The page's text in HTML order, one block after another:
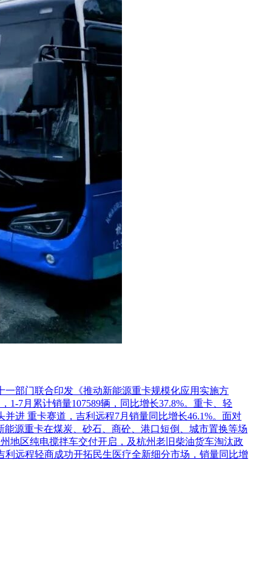
使用的CA设备，如原有兵团或公共资源使用的CA，可
，自行承担投标一切费用。
等原因造成无法投标或投标失败等后果由供应商自行承
，建议使用WIN7及以上操作系统。客户端请至新疆政
解锁。
途栏应注明:标项名称+投标保证金。否则，届时其投标
问题解答和操作流程讲解视频中自助查询，网址为：
，同时对自助查询无法解决的问题可通过钉钉群及政采
直播)，钉钉工具软件具有回放功能，直播培训结束后可
面向中小企业采购。
不低于60%。
给小微企业的比例不低于60%。
小微企业报价给予10%~20%(工程项目为3%~5%)的扣
协议约定小微企业的合同份额占到合同总金额30%以上
适用招标投标法的政府采购工程建设项目，采用综合评估
部门联合印发《推动新能源重卡规模化应用实施方
7月累计销量107589辆，同比增长37.8%。重卡、轻
进 重卡赛道，吉利远程7月销量同比增长46.1%。面对
源重卡在煤炭、砂石、商砼、港口短倒、城市置换等场
地区纯电搅拌车交付开启，及杭州老旧柴油货车淘汰政
远程轻商成功开拓民生医疗全新细分市场，销量同比增